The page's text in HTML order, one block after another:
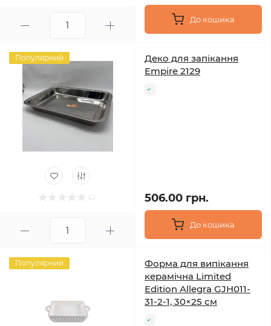
До кошика
Популярний
Деко для запікання
Empire 2129
506.00 грн.
До кошика
Популярний
Форма для випікання
керамічна Limited
Edition Allegra GJH011-
31-2-1, 30×25 см